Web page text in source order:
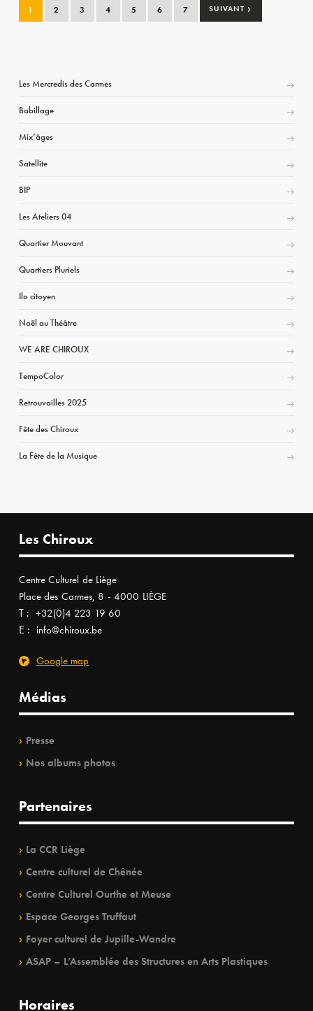
1 2 3 4 5 6 7 SUIVANT ›
Les Mercredis des Carmes
Babillage
Mix’âges
Satellite
BIP
Les Ateliers 04
Quartier Mouvant
Quartiers Pluriels
Ilo citoyen
Noël au Théâtre
WE ARE CHIROUX
TempoColor
Retrouvailles 2025
Fête des Chiroux
La Fête de la Musique
Les Chiroux
Centre Culturel de Liège
Place des Carmes, 8 - 4000 LIÈGE
T : +32(0)4 223 19 60
E : info@chiroux.be
Google map
Médias
Presse
Nos albums photos
Partenaires
La CCR Liège
Centre culturel de Chênée
Centre Culturel Ourthe et Meuse
Espace Georges Truffaut
Foyer culturel de Jupille-Wandre
ASAP – L’Assemblée des Structures en Arts Plastiques
Horaires